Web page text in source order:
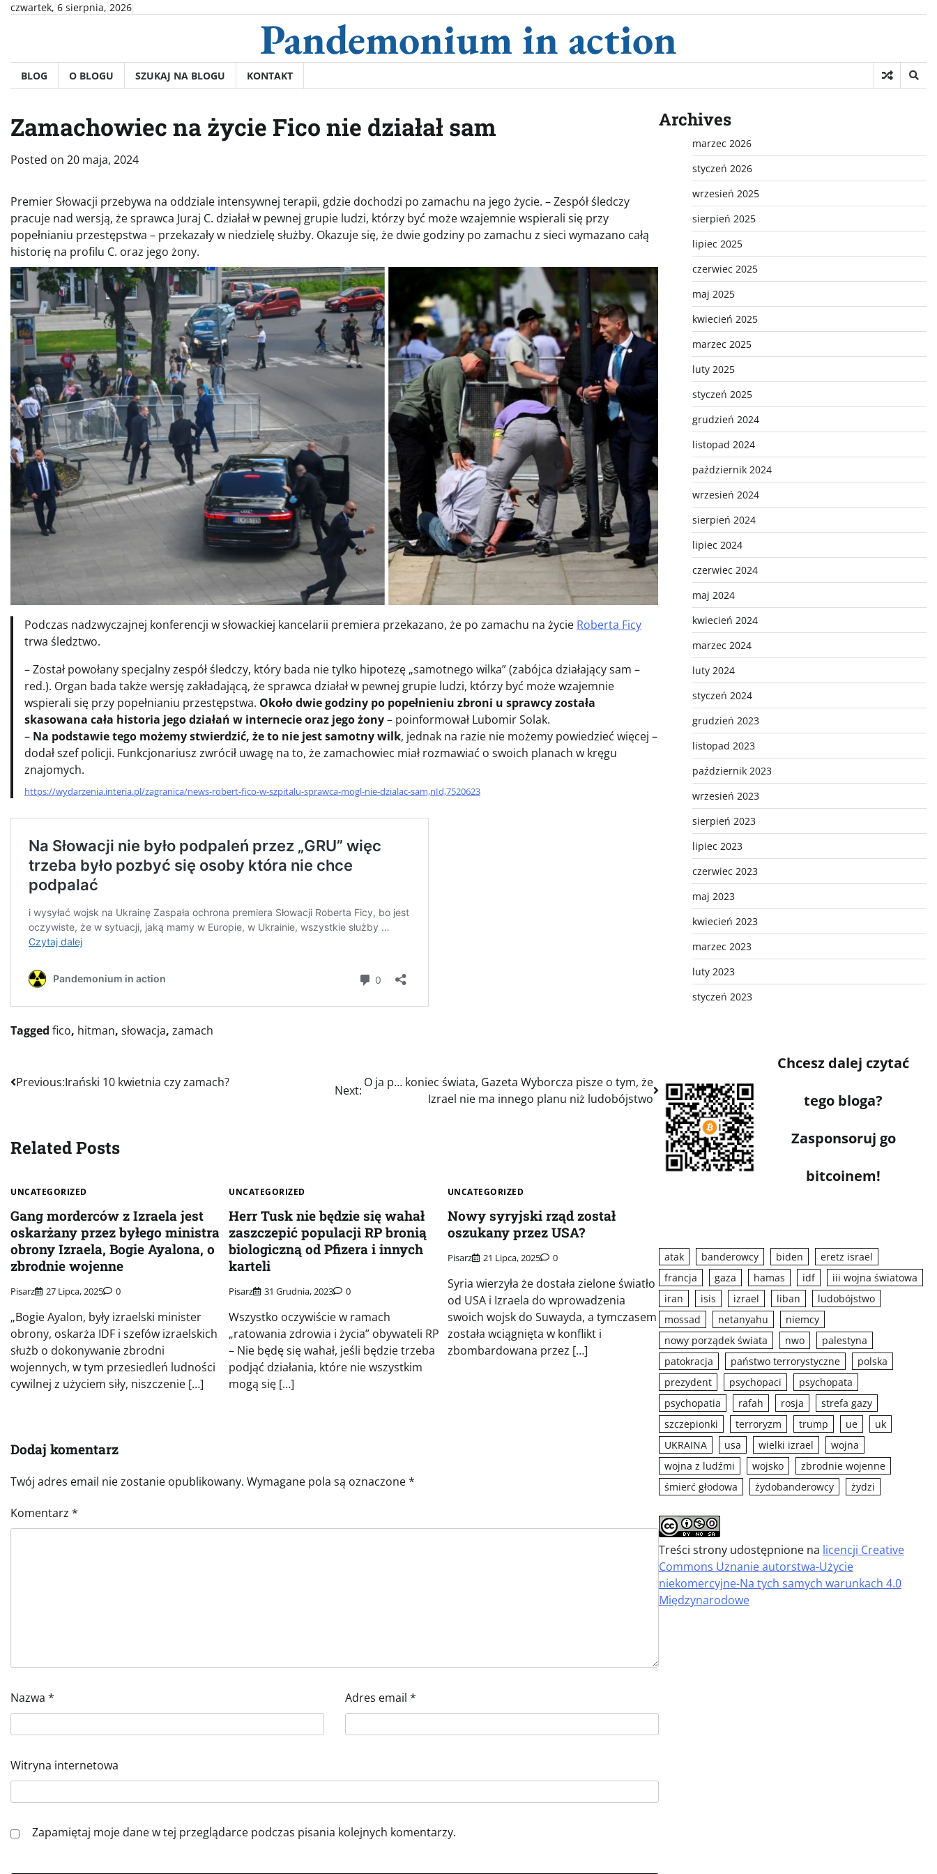
Skipczwartek, 6 sierpnia, 2026
Pandemonium in action
BLOG O BLOGU SZUKAJ NA BLOGU KONTAKT
Zamachowiec na życie Fico nie działał sam
Posted on 20 maja, 2024
Premier Słowacji przebywa na oddziale intensywnej terapii, gdzie dochodzi po zamachu na jego życie. – Zespół śledczy
pracuje nad wersją, że sprawca Juraj C. działał w pewnej grupie ludzi, którzy być może wzajemnie wspierali się przy
popełnianiu przestępstwa – przekazały w niedzielę służby. Okazuje się, że dwie godziny po zamachu z sieci wymazano całą
historię na profilu C. oraz jego żony.
Podczas nadzwyczajnej konferencji w słowackiej kancelarii premiera przekazano, że po zamachu na życie Roberta Ficy
trwa śledztwo.
– Został powołany specjalny zespół śledczy, który bada nie tylko hipotezę „samotnego wilka” (zabójca działający sam –
red.). Organ bada także wersję zakładającą, że sprawca działał w pewnej grupie ludzi, którzy być może wzajemnie
wspierali się przy popełnianiu przestępstwa. Około dwie godziny po popełnieniu zbroni u sprawcy została
skasowana cała historia jego działań w internecie oraz jego żony– poinformował Lubomir Solak.
– Na podstawie tego możemy stwierdzić, że to nie jest samotny wilk, jednak na razie nie możemy powiedzieć więcej –
dodał szef policji. Funkcjonariusz zwrócił uwagę na to, że zamachowiec miał rozmawiać o swoich planach w kręgu
znajomych.
https://wydarzenia.interia.pl/zagranica/news-robert-fico-w-szpitalu-sprawca-mogl-nie-dzialac-sam,nId,7520623
Tagged fico, hitman, słowacja, zamach
Nawigacja
Previous:Irański 10 kwietnia czy zamach?
Next:
O ja p… koniec świata, Gazeta Wyborcza pisze o tym, że
Izrael nie ma innego planu niż ludobójstwo
Related Posts
UNCATEGORIZED
Gang morderców z Izraela jest
oskarżany przez byłego ministra
obrony Izraela, Bogie Ayalona, o
zbrodnie wojenne
Pisarz 27 Lipca, 2025 0
„Bogie Ayalon, były izraelski minister
obrony, oskarża IDF i szefów izraelskich
służb o dokonywanie zbrodni
wojennych, w tym przesiedleń ludności
cywilnej z użyciem siły, niszczenie […]
UNCATEGORIZED
Herr Tusk nie będzie się wahał
zaszczepić populacji RP bronią
biologiczną od Pfizera i innych
karteli
Pisarz 31 Grudnia, 2023 0
Wszystko oczywiście w ramach
„ratowania zdrowia i życia” obywateli RP
– Nie będę się wahał, jeśli będzie trzeba
podjąć działania, które nie wszystkim
mogą się […]
UNCATEGORIZED
Nowy syryjski rząd został
oszukany przez USA?
Pisarz 21 Lipca, 2025 0
Syria wierzyła że dostała zielone światło
od USA i Izraela do wprowadzenia
swoich wojsk do Suwayda, a tymczasem
została wciągnięta w konflikt i
zbombardowana przez […]
Dodaj komentarz
Twój adres email nie zostanie opublikowany. Wymagane pola są oznaczone*
Komentarz *
Nazwa * Adres email *
Witryna internetowa
Zapamiętaj moje dane w tej przeglądarce podczas pisania kolejnych komentarzy.
Archives
marzec 2026
styczeń 2026
wrzesień 2025
sierpień 2025
lipiec 2025
czerwiec 2025
maj 2025
kwiecień 2025
marzec 2025
luty 2025
styczeń 2025
grudzień 2024
listopad 2024
październik 2024
wrzesień 2024
sierpień 2024
lipiec 2024
czerwiec 2024
maj 2024
kwiecień 2024
marzec 2024
luty 2024
styczeń 2024
grudzień 2023
listopad 2023
październik 2023
wrzesień 2023
sierpień 2023
lipiec 2023
czerwiec 2023
maj 2023
kwiecień 2023
marzec 2023
luty 2023
styczeń 2023
Chcesz dalej czytać
tego bloga?
Zasponsoruj go
bitcoinem!
atak banderowcy biden
eretz israel
francja
gaza hamas idf
iii wojna światowa
iran
isis izrael liban
ludobójstwo
mossad
netanyahu
niemcy
nowy porządek świata
nwo
palestyna
patokracja
państwo terrorystyczne
polska
prezydent
psychopaci
psychopata
psychopatia
rafah rosja
strefa gazy
szczepionki
terroryzm trump ue
uk
UKRAINA
usa wielki izrael
wojna
wojna z ludźmi
wojsko
zbrodnie wojenne
śmierć głodowa
żydobanderowcy żydzi
Treści strony udostępnione na licencji Creative
Commons Uznanie autorstwa-Użycie
niekomercyjne-Na tych samych warunkach 4.0
Międzynarodowe